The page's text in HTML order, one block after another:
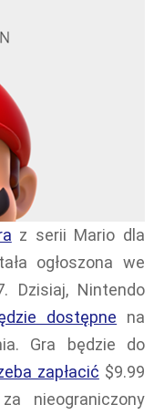
z serii Mario dla
ogłoszona we
Dzisiaj, Nintendo
dostępne na
Gra będzie do
zapłacić $9.99
nieograniczony